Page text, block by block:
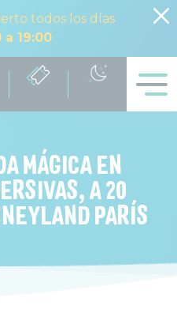
todos los días
19:00
MÁGICA EN
A 20
PARÍS